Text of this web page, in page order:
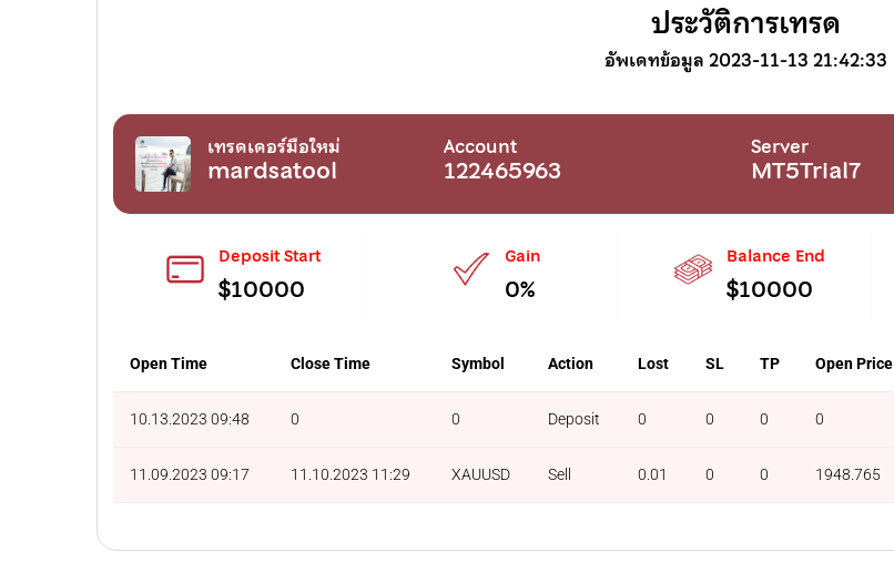
ประวัติการเทรด
อัพเดทข้อมูล 2023-11-13 21:42:33
เทรดเดอร์มือใหม่
mardsatool
Account
122465963
Server
MT5Trial7
Deposit Start
$10000
Gain
0%
Balance End
$10000
Open Time Close Time Symbol Action Lost SL TP Open Price
10.13.2023 09:48 0 0 Deposit 0 0 0 0
11.09.2023 09:17 11.10.2023 11:29 XAUUSD Sell 0.01 0 0 1948.765